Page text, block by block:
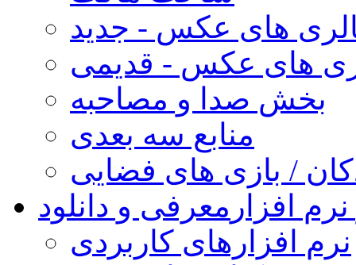
های عکس - جدید
های عکس - قدیمی
بخش صدا و مصاحبه
منابع سه بعدی
/ بازی های فضایی
افزار معرفی و دانلود
نرم افزارهای کاربردی